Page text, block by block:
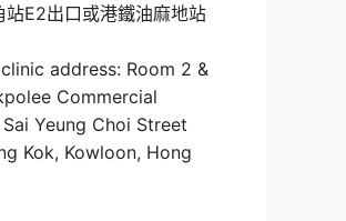
站E2出口或港鐵油麻地站
address: Room 2 &
Commercial
Yeung Choi Street
Kok, Kowloon, Hong